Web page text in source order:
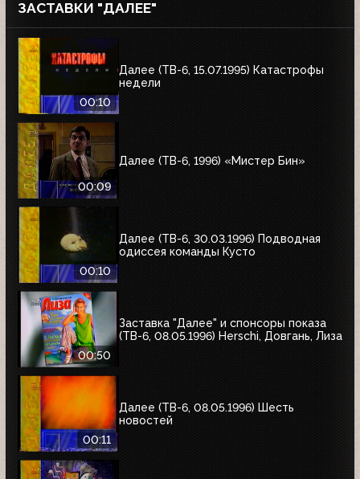
ЗАСТАВКИ "ДАЛЕЕ"
00:10
Далее (ТВ-6, 15.07.1995) Катастрофы
недели
00:09
Далее (ТВ-6, 1996) «Мистер Бин»
00:10
Далее (ТВ-6, 30.03.1996) Подводная
одиссея команды Кусто
00:50
Заставка "Далее" и спонсоры показа
(ТВ-6, 08.05.1996) Herschi, Довгань, Лиза
00:11
Далее (ТВ-6, 08.05.1996) Шесть
новостей